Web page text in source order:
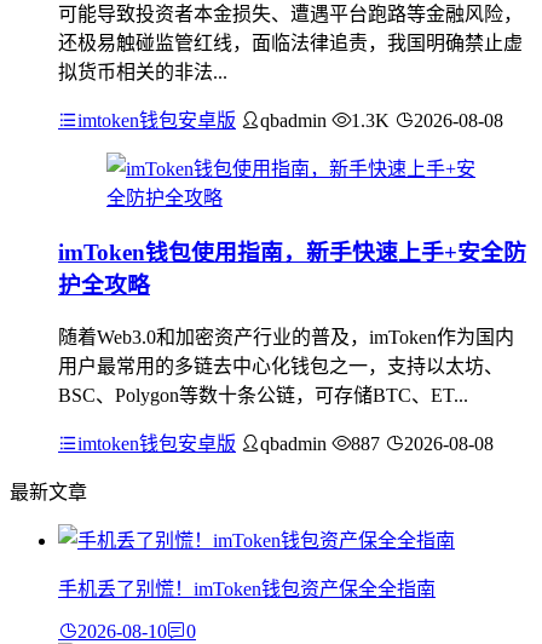
可能导致投资者本金损失、遭遇平台跑路等金融风险，
还极易触碰监管红线，面临法律追责，我国明确禁止虚
拟货币相关的非法...
imtoken钱包安卓版 qbadmin 1.3K 2026-08-08
imToken钱包使用指南，新手快速上手+安全防
护全攻略
随着Web3.0和加密资产行业的普及，imToken作为国内
用户最常用的多链去中心化钱包之一，支持以太坊、
BSC、Polygon等数十条公链，可存储BTC、ET...
imtoken钱包安卓版 qbadmin 887 2026-08-08
最新文章
手机丢了别慌！imToken钱包资产保全全指南
2026-08-10 0